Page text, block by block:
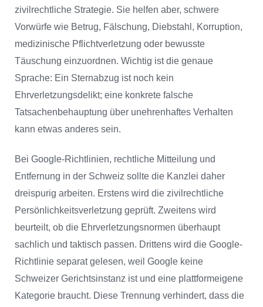
zivilrechtliche Strategie. Sie helfen aber, schwere
Vorwürfe wie Betrug, Fälschung, Diebstahl, Korruption,
medizinische Pflichtverletzung oder bewusste
Täuschung einzuordnen. Wichtig ist die genaue
Sprache: Ein Sternabzug ist noch kein
Ehrverletzungsdelikt; eine konkrete falsche
Tatsachenbehauptung über unehrenhaftes Verhalten
kann etwas anderes sein.
Bei Google-Richtlinien, rechtliche Mitteilung und
Entfernung in der Schweiz sollte die Kanzlei daher
dreispurig arbeiten. Erstens wird die zivilrechtliche
Persönlichkeitsverletzung geprüft. Zweitens wird
beurteilt, ob die Ehrverletzungsnormen überhaupt
sachlich und taktisch passen. Drittens wird die Google-
Richtlinie separat gelesen, weil Google keine
Schweizer Gerichtsinstanz ist und eine plattformeigene
Kategorie braucht. Diese Trennung verhindert, dass die